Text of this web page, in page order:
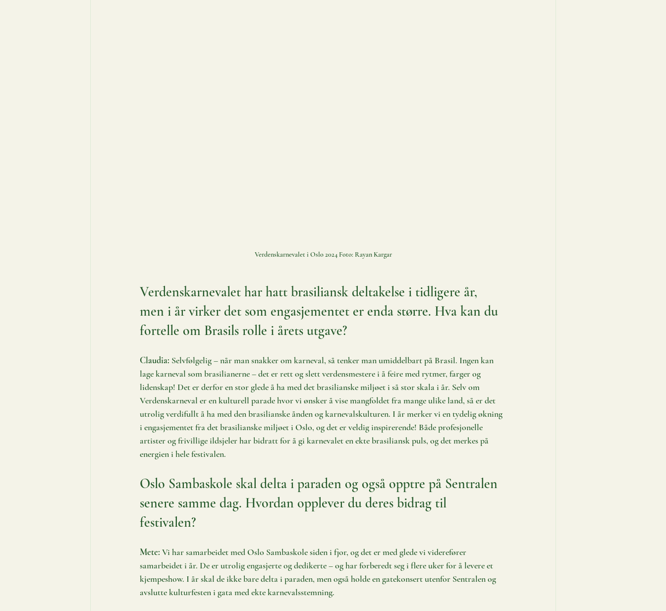
Verdenskarnevalet i Oslo 2024 Foto: Rayan Kargar
Verdenskarnevalet har hatt brasiliansk deltakelse i tidligere år,
men i år virker det som engasjementet er enda større. Hva kan du
fortelle om Brasils rolle i årets utgave?
Claudia: Selvfølgelig – når man snakker om karneval, så tenker man umiddelbart på Brasil. Ingen kan
lage karneval som brasilianerne – det er rett og slett verdensmestere i å feire med rytmer, farger og
lidenskap! Det er derfor en stor glede å ha med det brasilianske miljøet i så stor skala i år. Selv om
Verdenskarneval er en kulturell parade hvor vi ønsker å vise mangfoldet fra mange ulike land, så er det
utrolig verdifullt å ha med den brasilianske ånden og karnevalskulturen. I år merker vi en tydelig økning
i engasjementet fra det brasilianske miljøet i Oslo, og det er veldig inspirerende! Både profesjonelle
artister og frivillige ildsjeler har bidratt for å gi karnevalet en ekte brasiliansk puls, og det merkes på
energien i hele festivalen.
Oslo Sambaskole skal delta i paraden og også opptre på Sentralen
senere samme dag. Hvordan opplever du deres bidrag til
festivalen?
Mete: Vi har samarbeidet med Oslo Sambaskole siden i fjor, og det er med glede vi viderefører
samarbeidet i år. De er utrolig engasjerte og dedikerte – og har forberedt seg i flere uker for å levere et
kjempeshow. I år skal de ikke bare delta i paraden, men også holde en gatekonsert utenfor Sentralen og
avslutte kulturfesten i gata med ekte karnevalsstemning.